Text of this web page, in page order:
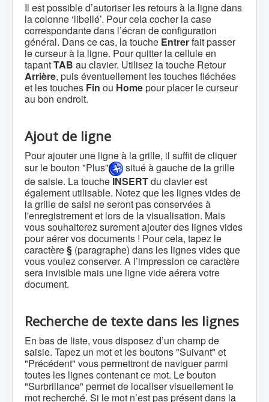
Il est possible d’autoriser les retours à la ligne dans
la colonne ‘libellé’. Pour cela cocher la case
correspondante dans l’écran de configuration
général. Dans ce cas, la touche Entrerfait passer
le curseur à la ligne. Pour quitter la cellule en
tapantTAB au clavier. Utilisez la touche Retour
Arrière, puis éventuellement les touches fléchées
et les touches Fin ou Homepour placer le curseur
au bon endroit.
Ajout de ligne
Pour ajouter une ligne à la grille, il suffit de cliquer
sur le bouton "Plus"
situé à gauche de la grille
de saisie. La touche INSERTdu clavier est
également utilisable. Notez que les lignes vides de
la grille de saisi ne seront pas conservées à
l'enregistrement et lors de la visualisation. Mais
vous souhaiterez surement ajouter des lignes vides
pour aérer vos documents ! Pour cela, tapez le
caractère§ (paragraphe) dans les lignes vides que
vous voulez conserver. A l’impression ce caractère
sera invisible mais une ligne vide aérera votre
document.
Recherche de texte dans les lignes
En bas de liste, vous disposez d’un champ de
saisie. Tapez un mot et les boutons "Suivant" et
"Précédent" vous permettront de naviguer parmi
toutes les lignes contenant ce mot. Le bouton
"Surbrillance" permet de localiser visuellement le
mot recherché. Si le mot n’est pas présent dans la